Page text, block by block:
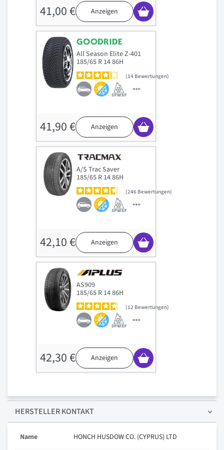
41,00 € Anzeigen
All Season Elite Z-401
185/65 R 14 86H
14 Bewertungen
41,90 € Anzeigen
A/S Trac Saver
185/65 R 14 86H
246 Bewertungen
42,10 € Anzeigen
AS909
185/65 R 14 86H
12 Bewertungen
42,30 € Anzeigen
HERSTELLER KONTAKT
Name HONCH HUSDOW CO. (CYPRUS) LTD